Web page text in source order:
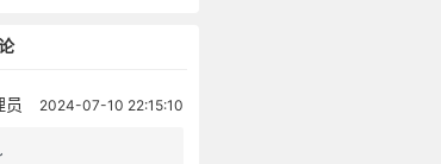
员 2024-07-10 22:15:10